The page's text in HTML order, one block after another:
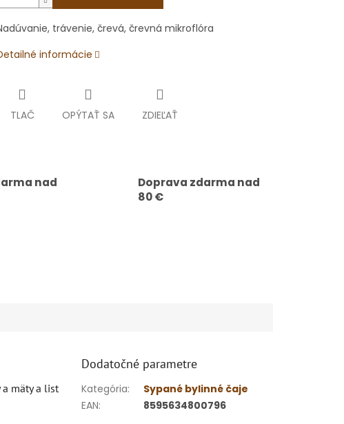
trávenie, črevá, črevná mikroflóra
informácie
TLAČ OPÝTAŤ SA ZDIEĽAŤ
nad
Doprava zdarma nad
80 €
mäty a list
Dodatočné parametre
Kategória:
Sypané bylinné čaje
EAN: 8595634800796